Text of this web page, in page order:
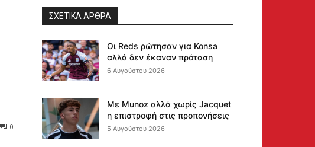
0
ΣΧΕΤΙΚΆ ΆΡΘΡΑ
Οι Reds ρώτησαν για Konsa
αλλά δεν έκαναν πρόταση
6 Αυγούστου 2026
Με Munoz αλλά χωρίς Jacquet
η επιστροφή στις προπονήσεις
5 Αυγούστου 2026